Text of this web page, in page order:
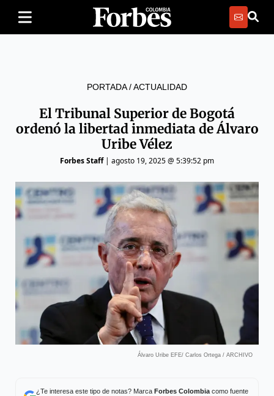
PORTADA/ACTUALIDAD
El Tribunal Superior de Bogotá
ordenó la libertad inmediata de Álvaro
Uribe Vélez
Forbes Staff| agosto 19, 2025 @ 5:39:52 pm
Álvaro Uribe EFE/ Carlos Ortega / ARCHIVO
¿Te interesa este tipo de notas? Marca Forbes Colombiacomo fuente